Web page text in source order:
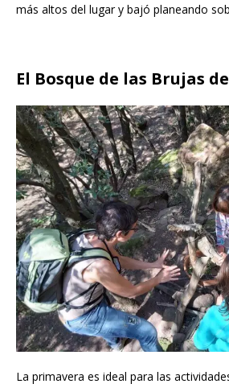
más altos del lugar y bajó planeando
El Bosque de las Brujas
La primavera es ideal para las